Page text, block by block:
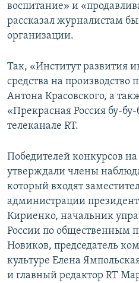
воспитание» и
рассказал журналистам
организации.
Так, «Институт развития
средства на производство
Антона Красовского, а
«Прекрасная Россия бу-
телеканале RT.
Победителей конкурсов
утверждали члены
который входят
администрации
Кириенко, начальник
России по общественным
Новиков, председатель
культуре Елена
и главный редактор RT